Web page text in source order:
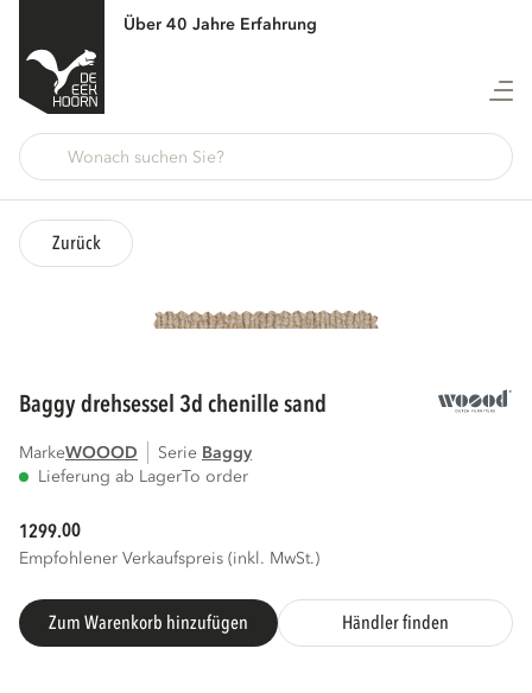
Über 40 Jahre Erfahrung
Zurück
baggy drehsessel 3d chenille sand
MarkeWOOOD Serie
baggy
Lieferung ab LagerTo order
1299.00
Empfohlener Verkaufspreis (inkl. MwSt.)
Zum Warenkorb hinzufügen Händler finden